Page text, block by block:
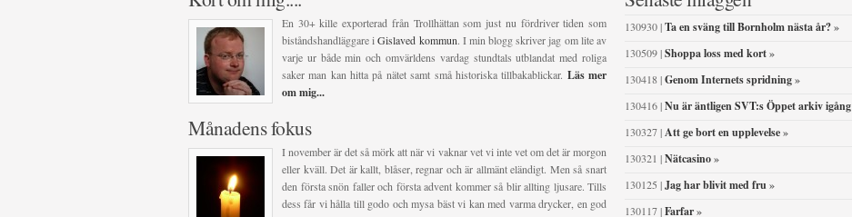
En 30+ kille exporterad från Trollhättan som just nu fördriver tiden som
biståndshandläggare iGislaved kommun. I min blogg skriver jag om lite av
varje ur både min och omvärldens vardag stundtals utblandat med roliga
saker man kan hitta på nätet samt små historiska tillbakablickar. Läs mer
om mig...
Månadens fokus
I november är det så mörk att när vi vaknar vet vi inte vet om det är morgon
eller kväll. Det är kallt, blåser, regnar och är allmänt eländigt. Men så snart
den första snön faller och första advent kommer så blir allting ljusare. Tills
dess får vi hålla till godo och mysa bäst vi kan med varma drycker, en god
130930 |Ta en sväng till Bornholm nästa år?»
130509 |Shoppa loss med kort»
130418 |Genom Internets spridning»
130416 |Nu är äntligen SVT:s Öppet arkiv igång
130327 |Att ge bort en upplevelse»
130321 |Nätcasino»
130125 |Jag har blivit med fru»
130117 |Farfar»